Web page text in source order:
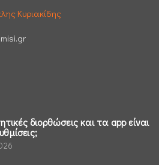
Κυριακίδης
διορθώσεις και τα app είναι